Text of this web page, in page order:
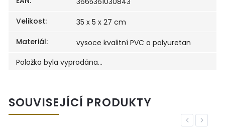
Velikost:
35 x 5 x 27 cm
Materiál:
vysoce kvalitní PVC a polyuretan
Položka byla vyprodána…
SOUVISEJÍCÍ PRODUKTY
Previous
Next